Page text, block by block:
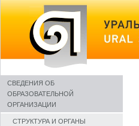
Skip
to
СВЕДЕНИЯ ОБ
ОБРАЗОВАТЕЛЬНОЙ
ОРГАНИЗАЦИИ
СТРУКТУРА И ОРГАНЫ